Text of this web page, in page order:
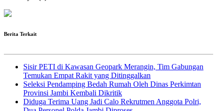
Berita Terkait
Sisir PETI di Kawasan Geopark Merangin, Tim Gabungan
Temukan Empat Rakit yang Ditinggalkan
Seleksi Pendamping Bedah Rumah Oleh Dinas Perkimtan
Provinsi Jambi Kembali Dikritik
Diduga Terima Uang Jadi Calo Rekrutmen Anggota Polri,